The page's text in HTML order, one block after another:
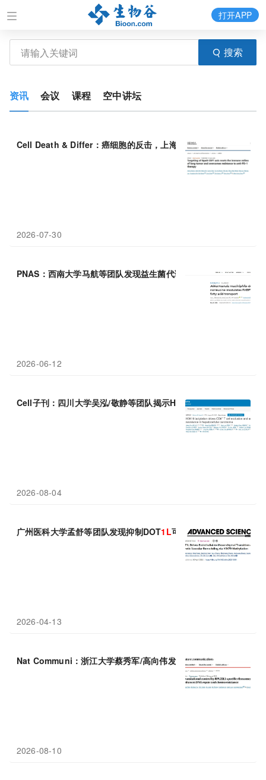
搜索
打开APP
资讯 会议 课程 空中讲坛
Cell Death & Differ：癌细胞的反击，上海交通大学周文勇等团
2026-07-30
PNAS：西南大学马航等团队发现益生菌代谢产物 -正亮氨酸被鉴
2026-06-12
Cell子刊：四川大学吴泓/敬静等团队揭示H3K18la驱动肝癌抗PD
2026-08-04
广州医科大学孟舒等团队发现抑制DOT1 L可阻断导致肺纤维化的
2026-04-13
Nat Communi：浙江大学蔡秀军/高向伟发现结直肠癌化疗耐药新
2026-08-10